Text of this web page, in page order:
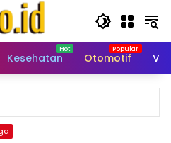
Kesehatan Otomotif